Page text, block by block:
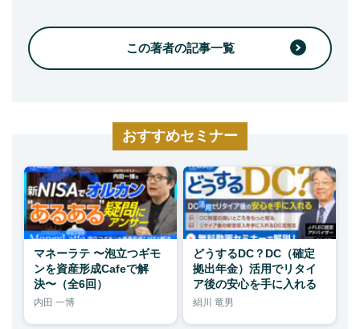
この著者の記事一覧
おすすめセミナー
マネーラテ 〜泡立つギモ
ンを資産形成Cafeで解
決〜（全6回）
内田 一博
どうするDC？DC（確定
拠出年金）活用でリタイ
ア後の安心を手に入れる
絹川 竜男